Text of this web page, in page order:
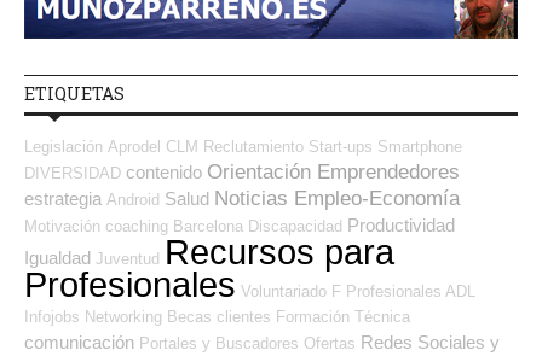
ETIQUETAS
Legislación Aprodel CLM Reclutamiento Start-ups Smartphone
DIVERSIDAD contenido Orientación Emprendedores
estrategia Android Salud Noticias Empleo-Economía
Motivación coaching Barcelona Discapacidad Productividad
Igualdad Juventud Recursos para
Profesionales Voluntariado F Profesionales ADL
Infojobs Networking Becas clientes Formación Técnica
comunicación Portales y Buscadores Ofertas Redes Sociales y